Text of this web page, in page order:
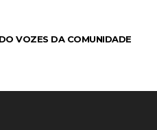
VOZES DA COMUNIDADE